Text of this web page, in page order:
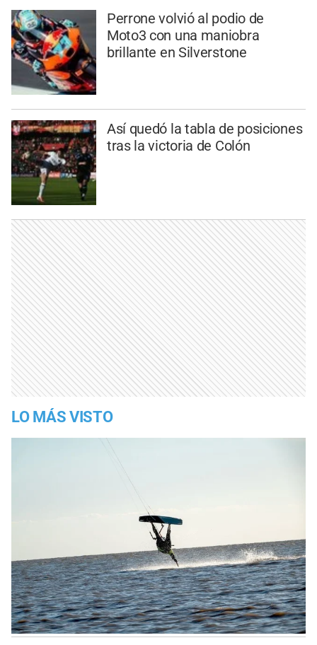
Perrone volvió al podio de
Moto3 con una maniobra
brillante en Silverstone
Así quedó la tabla de posiciones
tras la victoria de Colón
LO MÁS VISTO